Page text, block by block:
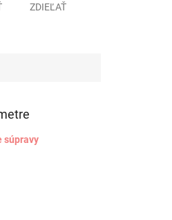
ZDIEĽAŤ
súpravy